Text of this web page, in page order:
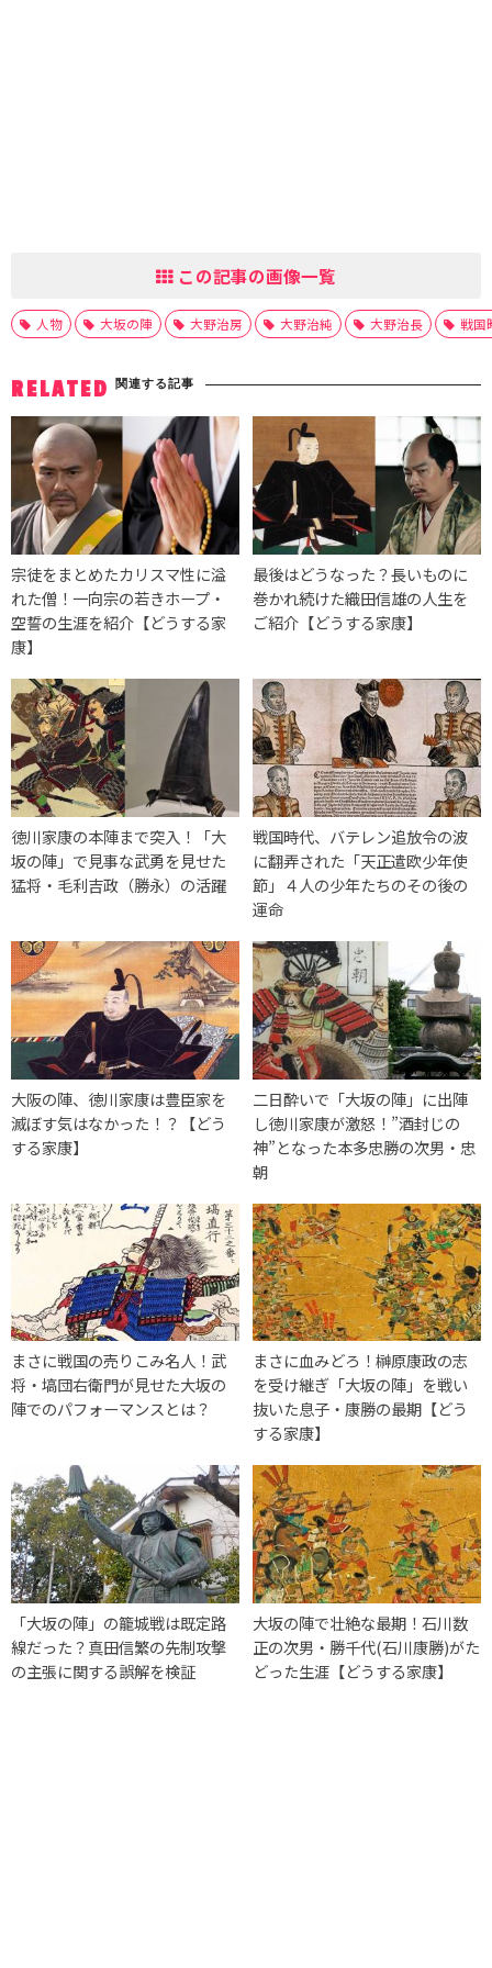
この記事の画像一覧
人物 大坂の陣 大野治房 大野治純 大野治長 戦国
RELATED 関連する記事
宗徒をまとめたカリスマ性に溢
れた僧！一向宗の若きホープ・
空誓の生涯を紹介【どうする家
康】
最後はどうなった？長いものに
巻かれ続けた織田信雄の人生を
ご紹介【どうする家康】
徳川家康の本陣まで突入！「大
坂の陣」で見事な武勇を見せた
猛将・毛利吉政（勝永）の活躍
戦国時代、バテレン追放令の波
に翻弄された「天正遣欧少年使
節」４人の少年たちのその後の
運命
大阪の陣、徳川家康は豊臣家を
滅ぼす気はなかった！？【どう
する家康】
二日酔いで「大坂の陣」に出陣
し徳川家康が激怒！”酒封じの
神”となった本多忠勝の次男・忠
朝
まさに戦国の売りこみ名人！武
将・塙団右衛門が見せた大坂の
陣でのパフォーマンスとは？
まさに血みどろ！榊原康政の志
を受け継ぎ「大坂の陣」を戦い
抜いた息子・康勝の最期【どう
する家康】
「大坂の陣」の籠城戦は既定路
線だった？真田信繁の先制攻撃
の主張に関する誤解を検証
大坂の陣で壮絶な最期！石川数
正の次男・勝千代(石川康勝)がた
どった生涯【どうする家康】